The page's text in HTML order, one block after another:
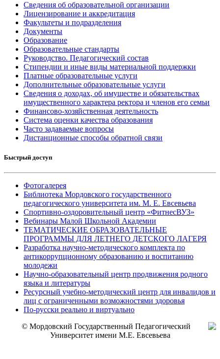
Сведения об образовательной организации
Лицензирование и аккредитация
Факультеты и подразделения
Документы
Образование
Образовательные стандарты
Руководство. Педагогический состав
Стипендии и иные виды материальной поддержки
Платные образовательные услуги
Дополнительные образовательные услуги
Сведения о доходах, об имуществе и обязательствах
имущественного характера ректора и членов его семьи
Финансово-хозяйственная деятельность
Система оценки качества образования
Часто задаваемые вопросы
Дистанционные способы обратной связи
Быстрый доступ
Фотогалерея
Библиотека Мордовского государственного
педагогического университета им. М. Е. Евсевьева
Спортивно-оздоровительный центр «ФитнесВУЗ»
Вебинары Малой Школьной Академии
ТЕМАТИЧЕСКИЕ ОБРАЗОВАТЕЛЬНЫЕ
ПРОГРАММЫ ДЛЯ ЛЕТНЕГО ДЕТСКОГО ЛАГЕРЯ
Разработка научно-методического комплекта по
антикоррупционному образованию и воспитанию
молодежи
Научно-образовательный центр продвижения родного
языка и литературы
Ресурсный учебно-методический центр для инвалидов и
лиц с ограниченными возможностями здоровья
По-русски реально и виртуально
© Мордовский Государственный Педагогический
Университет имени М.Е. Евсевьева